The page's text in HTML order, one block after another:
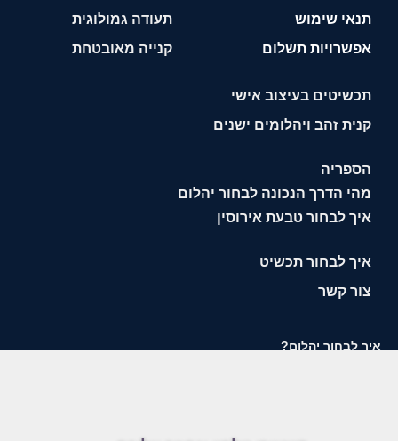
תנאי שימוש
אפשרויות תשלום
תעודה גמולוגית
קנייה מאובטחת
תכשיטים בעיצוב אישי
קנית זהב ויהלומים ישנים
הספריה
מהי הדרך הנכונה לבחור יהלום
איך לבחור טבעת אירוסין
איך לבחור תכשיט
צור קשר
איך לבחור יהלום?